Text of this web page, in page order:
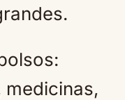
medicinas,